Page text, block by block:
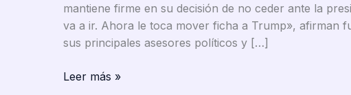
mantiene firme en su decisión de no ceder ante la
va a ir. Ahora le toca mover ficha a Trump», afirman
sus principales asesores políticos y […]
Nicolás
Leer más »